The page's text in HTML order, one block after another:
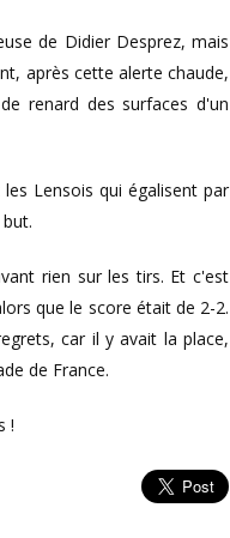
de Didier Desprez, mais
après cette alerte chaude,
renard des surfaces d'un
Lensois qui égalisent par
rien sur les tirs. Et c'est
que le score était de 2-2.
car il y avait la place,
de France.
!